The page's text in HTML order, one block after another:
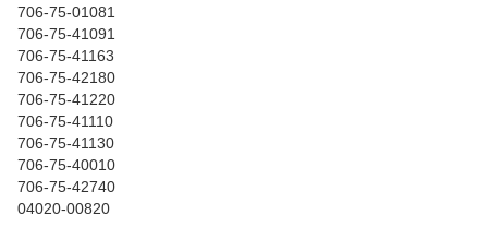
706-75-01081
706-75-41091
706-75-41163
706-75-42180
706-75-41220
706-75-41110
706-75-41130
706-75-40010
706-75-42740
04020-00820